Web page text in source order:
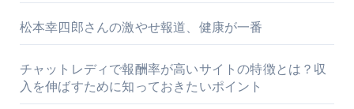
松本幸四郎さんの激やせ報道、健康が一番
チャットレディで報酬率が高いサイトの特徴とは？収
入を伸ばすために知っておきたいポイント